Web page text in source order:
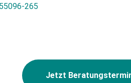
265
Jetzt